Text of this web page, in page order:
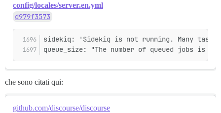
config/locales/server.en.yml
d979f3573
sidekiq: 'Sidekiq is not running. Many tasks,
queue_size: "The number of queued jobs is
che sono citati qui:
github.com/discourse/discourse